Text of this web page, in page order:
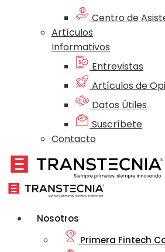
Centro de
Artículos
Informativos
Entrevistas
Artículos de
Datos Útiles
Suscríbete
Contacto
Nosotros
Primera Fintech